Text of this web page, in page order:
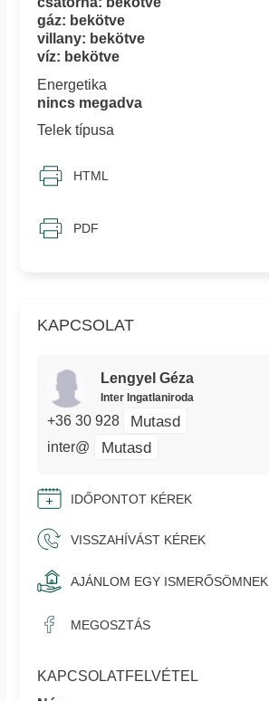
KAPCSOLAT
Lengyel Géza
Inter Ingatlaniroda
+36 30 928 Mutasd
inter@ Mutasd
IDŐPONTOT KÉREK
VISSZAHÍVÁST KÉREK
AJÁNLOM EGY ISMERŐSÖMNEK
MEGOSZTÁS
KAPCSOLATFELVÉTEL
gáz: bekötve
villany: bekötve
víz: bekötve
Energetika
nincs megadva
Telek típusa
HTML
PDF